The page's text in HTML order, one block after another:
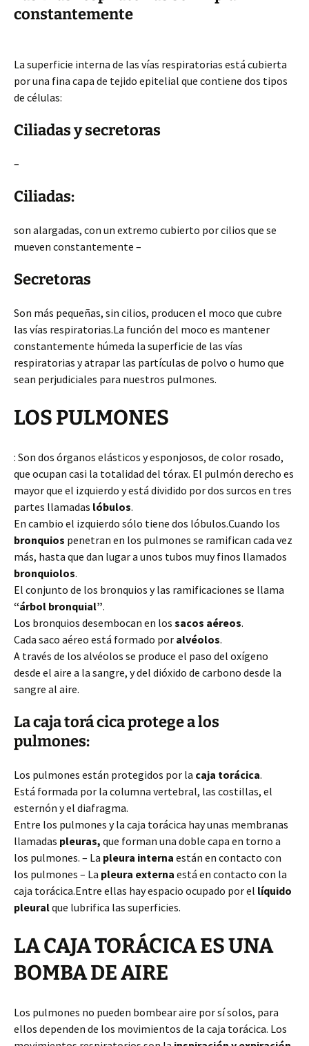
constantemente
La superficie interna de las vías respiratorias está cubierta
por una fina capa de tejido epitelial que contiene dos tipos
de células:
Ciliadas y secretoras
–
Ciliadas:
son alargadas, con un extremo cubierto por cilios que se
mueven constantemente –
Secretoras
Son más pequeñas, sin cilios, producen el moco que cubre
las vías respiratorias.La función del moco es mantener
constantemente húmeda la superficie de las vías
respiratorias y atrapar las partículas de polvo o humo que
sean perjudiciales para nuestros pulmones.
LOS PULMONES
: Son dos órganos elásticos y esponjosos, de color rosado,
que ocupan casi la totalidad del tórax. El pulmón derecho es
mayor que el izquierdo y está dividido por dos surcos en tres
partes llamadas lóbulos.
En cambio el izquierdo sólo tiene dos lóbulos.Cuando los
bronquios penetran en los pulmones se ramifican cada vez
más, hasta que dan lugar a unos tubos muy finos llamados
bronquiolos.
El conjunto de los bronquios y las ramificaciones se llama
“árbol bronquial”.
Los bronquios desembocan en los sacos aéreos.
Cada saco aéreo está formado por alvéolos.
A través de los alvéolos se produce el paso del oxígeno
desde el aire a la sangre, y del dióxido de carbono desde la
sangre al aire.
La caja torá cica protege a los
pulmones:
Los pulmones están protegidos por la caja torácica.
Está formada por la columna vertebral, las costillas, el
esternón y el diafragma.
Entre los pulmones y la caja torácica hay unas membranas
llamadas pleuras, que forman una doble capa en torno a
los pulmones. – La pleura interna están en contacto con
los pulmones – La pleura externa está en contacto con la
caja torácica.Entre ellas hay espacio ocupado por el líquido
pleuralque lubrifica las superficies.
LA CAJA TORÁCICA ES UNA
BOMBA DE AIRE
Los pulmones no pueden bombear aire por sí solos, para
ellos dependen de los movimientos de la caja torácica. Los